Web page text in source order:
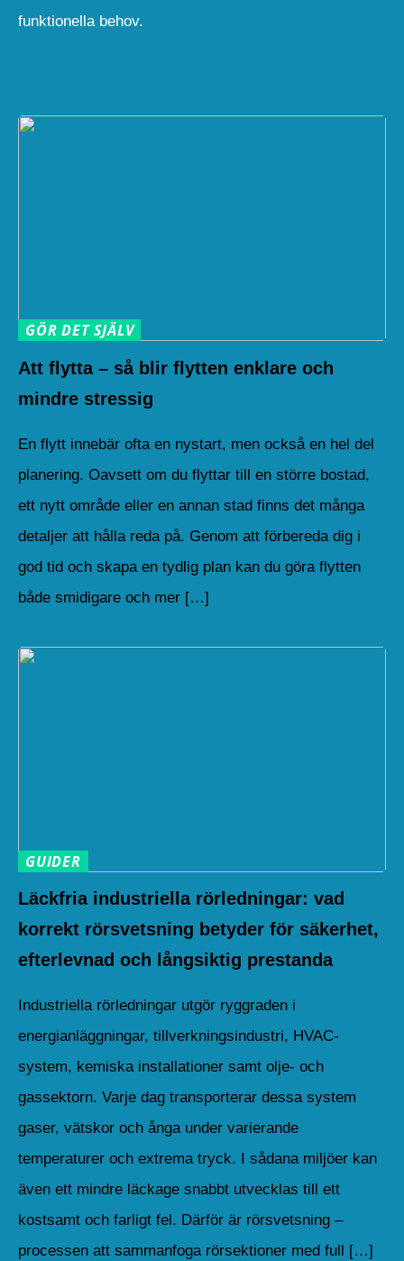
funktionella behov.
GÖR DET SJÄLV
Att flytta – så blir flytten enklare och
mindre stressig
En flytt innebär ofta en nystart, men också en hel del
planering. Oavsett om du flyttar till en större bostad,
ett nytt område eller en annan stad finns det många
detaljer att hålla reda på. Genom att förbereda dig i
god tid och skapa en tydlig plan kan du göra flytten
både smidigare och mer […]
GUIDER
Läckfria industriella rörledningar: vad
korrekt rörsvetsning betyder för säkerhet,
efterlevnad och långsiktig prestanda
Industriella rörledningar utgör ryggraden i
energianläggningar, tillverkningsindustri, HVAC-
system, kemiska installationer samt olje- och
gassektorn. Varje dag transporterar dessa system
gaser, vätskor och ånga under varierande
temperaturer och extrema tryck. I sådana miljöer kan
även ett mindre läckage snabbt utvecklas till ett
kostsamt och farligt fel. Därför är rörsvetsning –
processen att sammanfoga rörsektioner med full […]